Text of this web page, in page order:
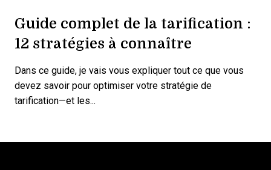
Guide complet de la tarification :
12 stratégies à connaître
Dans ce guide, je vais vous expliquer tout ce que vous
devez savoir pour optimiser votre stratégie de
tarification—et les...